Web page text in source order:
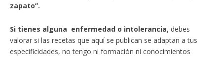
zapato”.
Si tienes alguna enfermedad o intolerancia, debes
valorar si las recetas que aquí se publican se adaptan a tus
especificidades, no tengo ni formación ni conocimientos